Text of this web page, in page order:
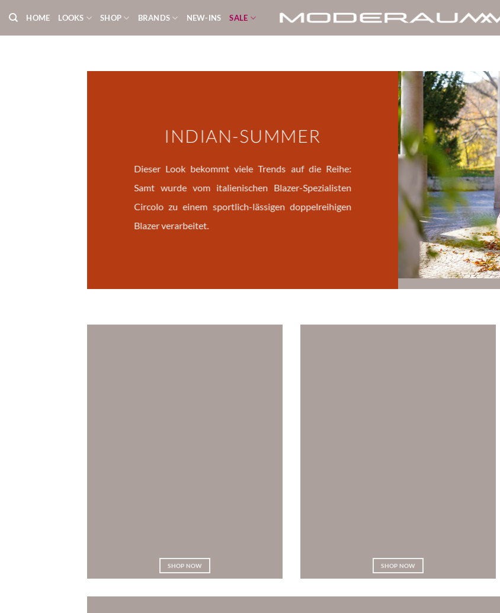
Inhalt
springen
HOME LOOKS SHOP BRANDS NEW-INS SALE
INDIAN-SUMMER
Dieser Look bekommt viele Trends auf die Reihe:
Samt wurde vom italienischen Blazer-Spezialisten
Circolo zu einem sportlich-lässigen doppelreihigen
Blazer verarbeitet.
SHOP NOW SHOP NOW